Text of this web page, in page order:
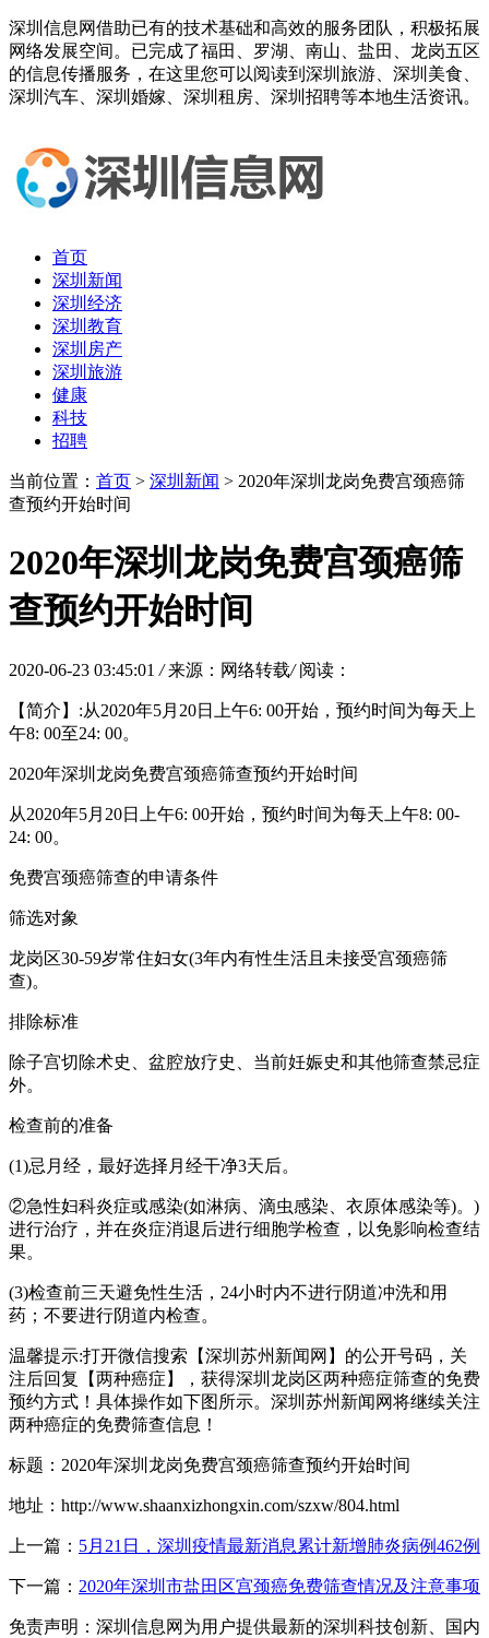
深圳信息网借助已有的技术基础和高效的服务团队，积极拓展
网络发展空间。已完成了福田、罗湖、南山、盐田、龙岗五区
的信息传播服务，在这里您可以阅读到深圳旅游、深圳美食、
深圳汽车、深圳婚嫁、深圳租房、深圳招聘等本地生活资讯。
首页
深圳新闻
深圳经济
深圳教育
深圳房产
深圳旅游
健康
科技
招聘
当前位置： 首页 > 深圳新闻 > 2020年深圳龙岗免费宫颈癌筛
查预约开始时间
2020年深圳龙岗免费宫颈癌筛
查预约开始时间
2020-06-23 03:45:01 / 来源：网络转载/ 阅读：
【简介】:从2020年5月20日上午6: 00开始，预约时间为每天上
午8: 00至24: 00。
2020年深圳龙岗免费宫颈癌筛查预约开始时间
从2020年5月20日上午6: 00开始，预约时间为每天上午8: 00-
24: 00。
免费宫颈癌筛查的申请条件
筛选对象
龙岗区30-59岁常住妇女(3年内有性生活且未接受宫颈癌筛
查)。
排除标准
除子宫切除术史、盆腔放疗史、当前妊娠史和其他筛查禁忌症
外。
检查前的准备
(1)忌月经，最好选择月经干净3天后。
②急性妇科炎症或感染(如淋病、滴虫感染、衣原体感染等)。)
进行治疗，并在炎症消退后进行细胞学检查，以免影响检查结
果。
(3)检查前三天避免性生活，24小时内不进行阴道冲洗和用
药；不要进行阴道内检查。
温馨提示:打开微信搜索【深圳苏州新闻网】的公开号码，关
注后回复【两种癌症】，获得深圳龙岗区两种癌症筛查的免费
预约方式！具体操作如下图所示。深圳苏州新闻网将继续关注
两种癌症的免费筛查信息！
标题：2020年深圳龙岗免费宫颈癌筛查预约开始时间
地址：http://www.shaanxizhongxin.com/szxw/804.html
上一篇： 5月21日，深圳疫情最新消息累计新增肺炎病例462例
下一篇： 2020年深圳市盐田区宫颈癌免费筛查情况及注意事项
免责声明：深圳信息网为用户提供最新的深圳科技创新、国内